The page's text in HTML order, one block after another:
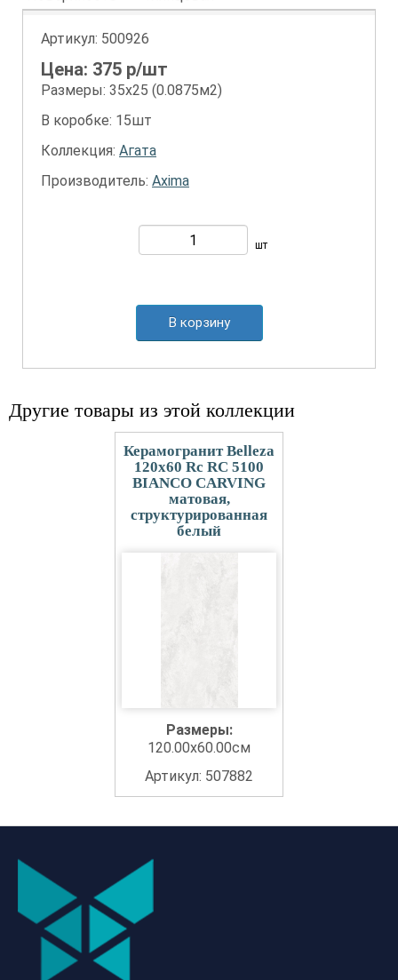
Артикул: 500926
Цена: 375 р/шт
Размеры: 35х25 (0.0875м2)
В коробке: 15шт
Коллекция: Агата
Производитель: Axima
шт
В корзину
Другие товары из этой коллекции
Керамогранит Belleza
120x60 Rс RC 5100
BIANCO CARVING
матовая,
структурированная
белый
Размеры:
120.00x60.00см
Артикул: 507882